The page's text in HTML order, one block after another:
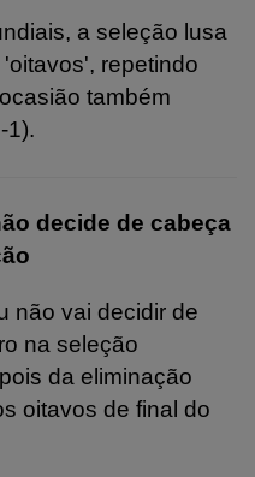
a seleção lusa
repetindo
também
1).
decide de cabeça
não vai decidir de
na seleção
da eliminação
oitavos de final do